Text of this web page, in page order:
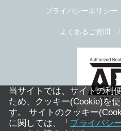
プライバシーポリシー
よくあるご質問
Copyright© libre inc.
当サイトでは、サイトの利
ため、クッキー(Cookie)を
す。 サイトのクッキー
に関しては、「 プライバシ